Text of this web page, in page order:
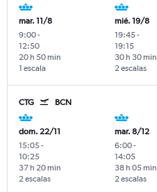
mar. 11/8
9:00-
12:50
1 escala
20 h 50 min
mié. 19/8
19:45-
19:15
2 escalas
30 h 30 min
CTG BCN
dom. 22/11
15:05-
10:25
2 escalas
37 h 20 min
mar. 8/12
6:00-
14:05
2 escalas
38 h 05 min